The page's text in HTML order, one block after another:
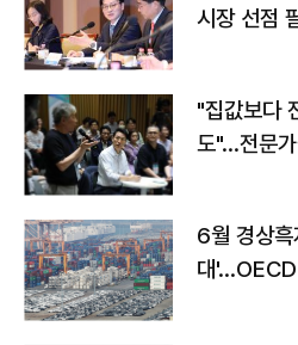
시장 선점
"집값보다
도"…전문
6월 경상
대